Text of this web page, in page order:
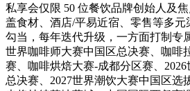
私享会仅限 50 位餐饮品牌创始人及
盖食材、酒店/平易近宿、零售等多
勾当，每年迭代升级，一方面打制专
世界咖啡师大赛中国区总决赛、咖啡
赛、咖啡烘焙大赛-成都分区赛、
总决赛、2027世界潮饮大赛中国区选